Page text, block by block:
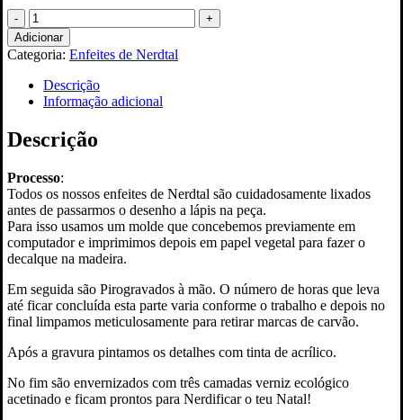
Quantidade
de
Enfeite
de
Nerdtal
Kaonashi
Adicionar
Categoria: Enfeites de Nerdtal
Descrição
Informação adicional
Descrição
Processo:
Todos os nossos enfeites de Nerdtal são cuidadosamente lixados
antes de passarmos o desenho a lápis na peça.
Para isso usamos um molde que concebemos previamente em
computador e imprimimos depois em papel vegetal para fazer o
decalque na madeira.
Em seguida são Pirogravados à mão. O número de horas que leva
até ficar concluída esta parte varia conforme o trabalho e depois no
final limpamos meticulosamente para retirar marcas de carvão.
Após a gravura pintamos os detalhes com tinta de acrílico.
No fim são envernizados com três camadas verniz ecológico
acetinado e ficam prontos para Nerdificar o teu Natal!